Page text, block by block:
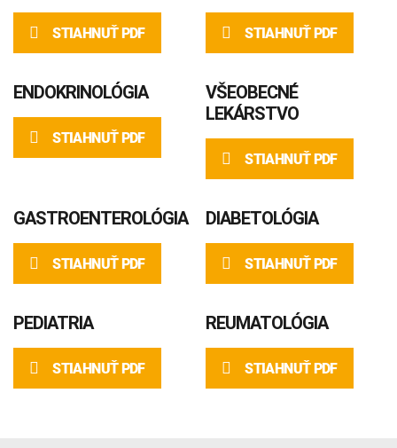
STIAHNUŤ PDF STIAHNUŤ PDF
ENDOKRINOLÓGIA
STIAHNUŤ PDF
VŠEOBECNÉ
LEKÁRSTVO
STIAHNUŤ PDF
GASTROENTEROLÓGIA
STIAHNUŤ PDF
DIABETOLÓGIA
STIAHNUŤ PDF
PEDIATRIA
STIAHNUŤ PDF
REUMATOLÓGIA
STIAHNUŤ PDF